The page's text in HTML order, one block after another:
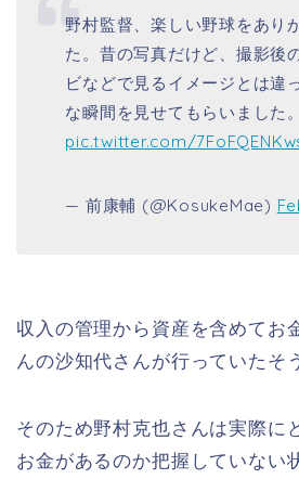
野村監督、楽しい野球をあり
た。昔の写真だけど、撮影後
ビなどで見るイメージとは違
な瞬間を見せてもらいました。
pic.twitter.com/
— 前康輔 (@KosukeMae)
収入の管理から資産を含めてお
んの沙知代さんが行っていたそ
そのため野村克也さんは実際に
お金があるのか把握していない